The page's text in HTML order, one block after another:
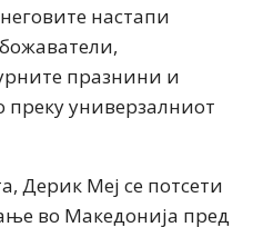
настапи
празнини и
преку универзалниот
Дерик Меј се потсети
во Македонија пред